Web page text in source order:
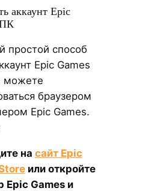
аккаунт Epic
ПК
простой способ
Epic Games
можете
браузером
Epic Games.
на сайт Epic
или откройте
Epic Games и